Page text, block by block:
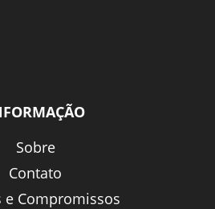
Sobre
Contato
e Compromissos